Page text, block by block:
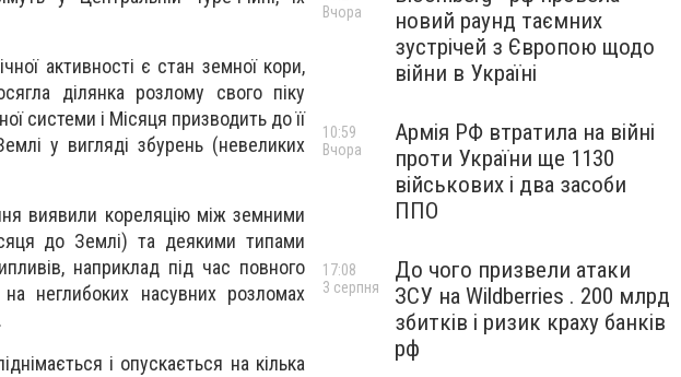
активності є стан земної кори,
ділянка розлому свого піку
системи і Місяця призводить до її
у вигляді збурень (невеликих
виявили кореляцію між земними
до Землі) та деякими типами
наприклад під час повного
неглибоких насувних розломах
і опускається на кілька
новий раунд таємних
зустрічей з Європою щодо
війни в Україні
Вчора
Армія РФ втратила на війні
проти України ще 1130
військових і два засоби
ППО
10:59
Вчора
До чого призвели атаки
ЗСУ на Wildberries . 200 млрд
збитків і ризик краху банків
рф
17:08
3 серпня